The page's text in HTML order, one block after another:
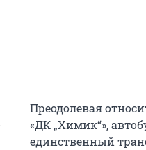
Преодолевая
«ДК „Химик“»,
единственный